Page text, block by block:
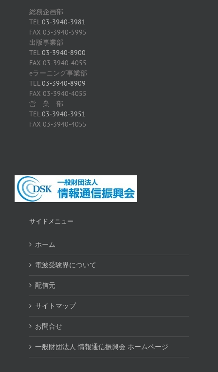
総務企画部
TEL03-3940-3981
FAX 03-3940-5995
出版事業部
TEL03-3940-8900
FAX 03-3940-4055
eラーニング事業部
TEL03-3940-8909
FAX 03-3940-4055
営 業 部
TEL03-3940-3951
FAX 03-3940-4055
サイドメニュー
ホーム
電波受験界について
配信元
サイトマップ
お問合せ
一般財団法人 情報通信振興会 ホームページ